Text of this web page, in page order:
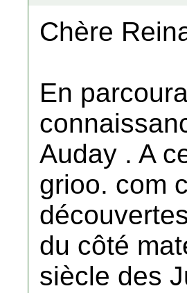
Chère
En
Auday . A
grioo. com
du côté
siècle des